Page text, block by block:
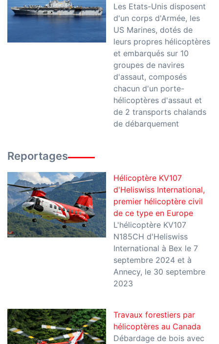
Les Etats-Unis disposent
d'un corps d'Armée, les
US Marines, dotés de
leurs propres hélicoptères
et embarqués sur 10
groupes de navires
d'assaut, composés
chacun d'un porte-
hélicoptères d'assaut et
de 2 transports chalands
de débarquement
Reportages
Hélicoptère KV107
d'Heliswiss International,
premier hélicoptère civil
de ce type en Europe
L'hélicoptère KV107
N185CH d'Heliswiss
International à Bex le 7
septembre 2024 et à
Annecy, le 30 septembre
2023
Travaux forestiers par
hélicoptères au Canada
Débardage de bois avec